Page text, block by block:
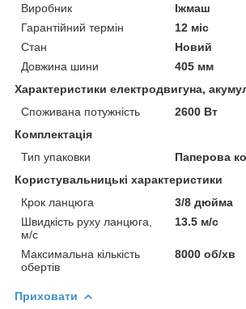
Виробник
Іжмаш
Гарантійний термін
12 міс
Стан
Новий
Довжина шини
405 мм
Характеристики електродвигуна,
Споживана потужність
2600 Вт
Комплектація
Тип упаковки
Паперова
Користувальницькі характеристики
Крок ланцюга
3/8 дюйма
Швидкість руху ланцюга,
м/с
13.5 м/с
Максимальна кількість
обертів
8000 об/хв
Приховати